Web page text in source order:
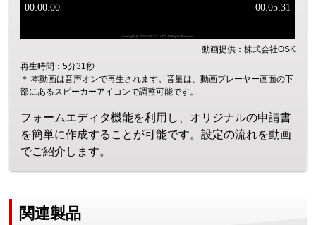
動画提供：株式会社OSK
再生時間：5分31秒
＊ 本動画は音声オンで再生されます。音量は、動画プレーヤー画面の下
部にあるスピーカーアイコンで調整可能です。
フォームエディタ機能を利用し、オリジナルの申請書
を簡単に作成することが可能です。設定の流れを動画
でご紹介します。
関連製品